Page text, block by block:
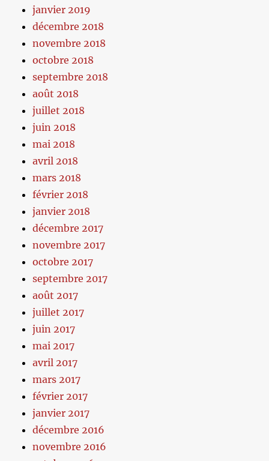
janvier 2019
décembre 2018
novembre 2018
octobre 2018
septembre 2018
août 2018
juillet 2018
juin 2018
mai 2018
avril 2018
mars 2018
février 2018
janvier 2018
décembre 2017
novembre 2017
octobre 2017
septembre 2017
août 2017
juillet 2017
juin 2017
mai 2017
avril 2017
mars 2017
février 2017
janvier 2017
décembre 2016
novembre 2016